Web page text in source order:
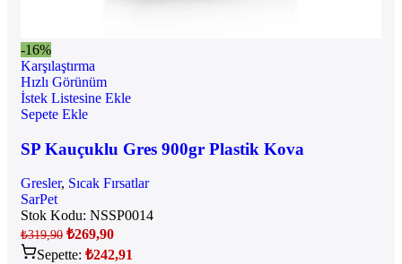
-16%
Karşılaştırma
Hızlı Görünüm
İstek Listesine Ekle
Sepete Ekle
SP Kauçuklu Gres 900gr Plastik Kova
Gresler, Sıcak Fırsatlar
SarPet
Stok Kodu: NSSP0014
₺319,90 ₺269,90
Sepette: ₺242,91